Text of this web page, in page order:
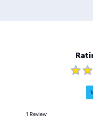
forgiveness, esp,
holocaust, defensive
1 Review